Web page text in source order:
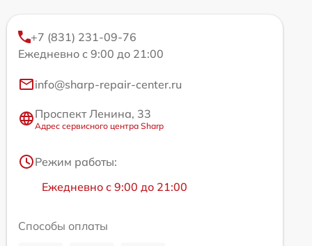
+7 (831) 231-09-76
Ежедневно с 9:00 до 21:00
info@sharp-repair-center.ru
Проспект Ленина, 33
Адрес сервисного центра Sharp
Режим работы:
Ежедневно с 9:00 до 21:00
Способы оплаты